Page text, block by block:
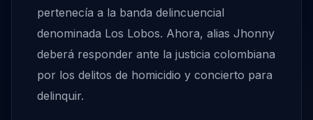
pertenecía a la banda delincuencial
denominada Los Lobos. Ahora, alias Jhonny
deberá responder ante la justicia colombiana
por los delitos de homicidio y concierto para
delinquir.